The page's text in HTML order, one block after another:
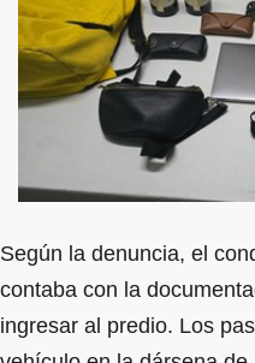
Según la denuncia, el
contaba con la
ingresar al predio. Los